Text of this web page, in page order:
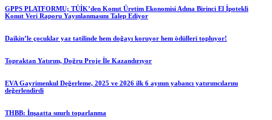
GPPS PLATFORMU; TÜİK’den Konut Üretim Ekonomisi Adına Birinci El İpotekli
Konut Veri Raporu Yayınlanmasını Talep Ediyor
Daikin’le çocuklar yaz tatilinde hem doğayı koruyor hem ödülleri topluyor!
Topraktan Yatırım, Doğru Proje İle Kazandırıyor
EVA Gayrimenkul Değerleme, 2025 ve 2026 ilk 6 ayının yabancı yatırımcılarını
değerlendirdi
THBB: İnşaatta sınırlı toparlanma